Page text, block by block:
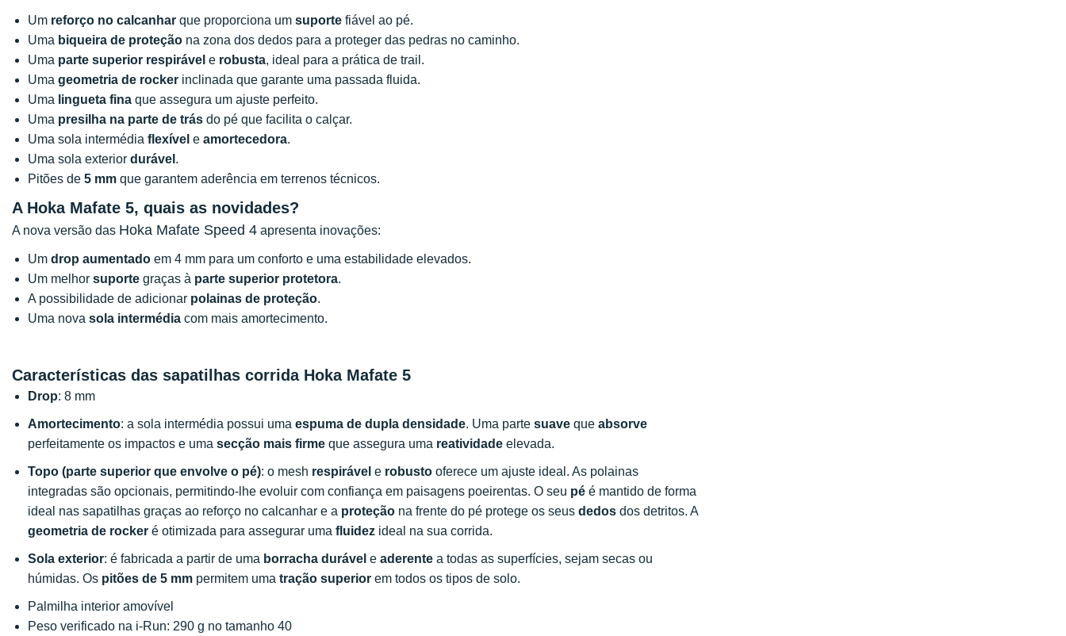
Um reforço no calcanhar que proporciona um suporte fiável ao pé.
Uma biqueira de proteção na zona dos dedos para a proteger das pedras no caminho.
Uma parte superior respirável e robusta, ideal para a prática de trail.
Uma geometria de rocker inclinada que garante uma passada fluida.
Uma lingueta fina que assegura um ajuste perfeito.
Uma presilha na parte de trás do pé que facilita o calçar.
Uma sola intermédia flexível e amortecedora.
Uma sola exterior durável .
Pitões de 5 mm que garantem aderência em terrenos técnicos.
A Hoka Mafate 5, quais as novidades?
A nova versão das Hoka Mafate Speed 4 apresenta inovações:
Um drop aumentado em 4 mm para um conforto e uma estabilidade elevados.
Um melhor suporte graças à parte superior protetora.
A possibilidade de adicionar polainas de proteção.
Uma nova sola intermédia com mais amortecimento.
Características das sapatilhas corrida Hoka Mafate 5
Drop: 8 mm
Amortecimento: a sola intermédia possui uma espuma de dupla densidade. Uma parte suave que absorve
perfeitamente os impactos e uma secção mais firme que assegura uma reatividade elevada.
Topo (parte superior que envolve o pé): o mesh respirável e robusto oferece um ajuste ideal. As polainas
integradas são opcionais, permitindo-lhe evoluir com confiança em paisagens poeirentas. O seu pé é mantido de forma
ideal nas sapatilhas graças ao reforço no calcanhar e a proteção na frente do pé protege os seus dedos dos detritos. A
geometria de rocker é otimizada para assegurar uma fluidez ideal na sua corrida.
Sola exterior: é fabricada a partir de uma borracha durável e aderente a todas as superfícies, sejam secas ou
húmidas. Os pitões de 5 mm permitem uma tração superior em todos os tipos de solo.
Palmilha interior amovível
Peso verificado na i-Run: 290 g no tamanho 40